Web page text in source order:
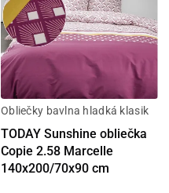
Obliečky bavlna hladká klasik
TODAY Sunshine obliečka
Copie 2.58 Marcelle
140x200/70x90 cm